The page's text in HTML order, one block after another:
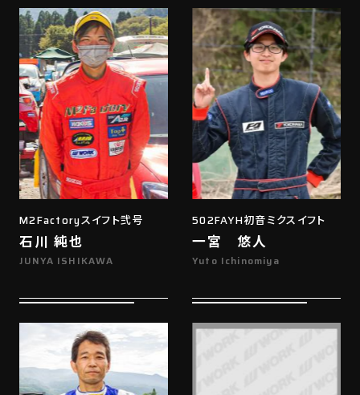
M2Factoryスイフト弐号
石川 純也
JUNYA ISHIKAWA
502FAYH初音ミクスイフト
一宮 悠人
Yuto Ichinomiya